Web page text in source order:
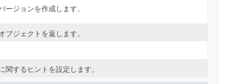
ージョンを作成します。
ブジェクトを返します。
関するヒントを設定します。